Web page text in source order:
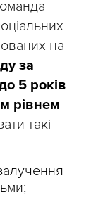
на
за
5 років
рівнем
такі